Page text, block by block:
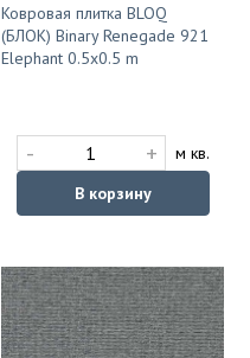
Ковровая плитка BLOQ
(БЛОК) Binary Renegade 921
Elephant 0.5x0.5 m
- +
м кв.
В корзину